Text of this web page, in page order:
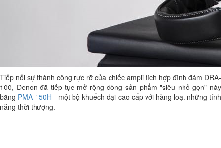
Tiếp nối sự thành công rực rỡ của chiếc ampli tích hợp đình đám DRA-
100, Denon đã tiếp tục mở rộng dòng sản phẩm "siêu nhỏ gọn" này
bằng PMA-150H - một bộ khuếch đại cao cấp với hàng loạt những tính
năng thời thượng.